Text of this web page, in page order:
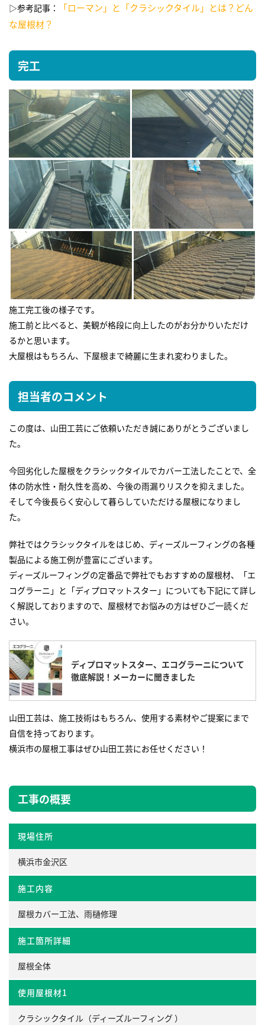
▷参考記事：
「ローマン」と「クラシックタイル」とは？どん
な屋根材？
完工
施工完工後の様子です。
施工前と比べると、美観が格段に向上したのがお分かりいただけ
るかと思います。
大屋根はもちろん、下屋根まで綺麗に生まれ変わりました。
担当者のコメント
この度は、山田工芸にご依頼いただき誠にありがとうございまし
た。
今回劣化した屋根をクラシックタイルでカバー工法したことで、全
体の防水性・耐久性を高め、今後の雨漏りリスクを抑えました。
そして今後長らく安心して暮らしていただける屋根になりまし
た。
弊社ではクラシックタイルをはじめ、ディーズルーフィングの各種
製品による施工例が豊富にございます。
ディーズルーフィングの定番品で弊社でもおすすめの屋根材、「エ
コグラーニ」と「ディプロマットスター」についても下記にて詳し
く解説しておりますので、屋根材でお悩みの方はぜひご一読くだ
さい。
ディプロマットスター、エコグラーニについて
徹底解説！メーカーに聞きました
山田工芸は、施工技術はもちろん、使用する素材やご提案にまで
自信を持っております。
横浜市の屋根工事はぜひ山田工芸にお任せください！
工事の概要
現場住所
横浜市金沢区
施工内容
屋根カバー工法、雨樋修理
施工箇所詳細
屋根全体
使用屋根材1
クラシックタイル（ディーズルーフィング ）